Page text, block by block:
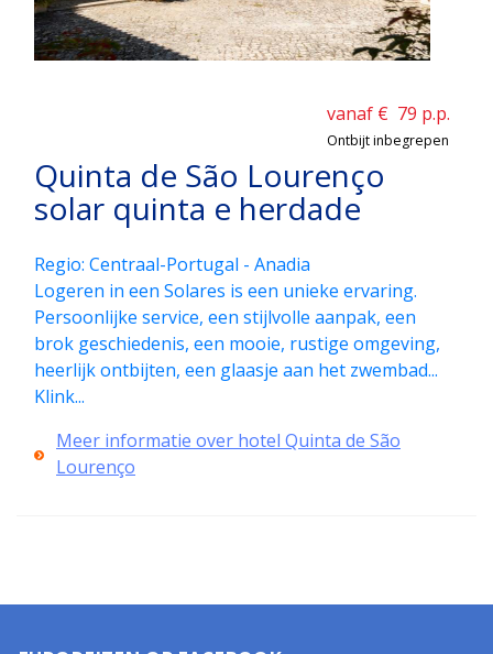
vanaf € 79 p.p.
Ontbijt inbegrepen
Quinta de São Lourenço
solar quinta e herdade
Regio: Centraal-Portugal - Anadia
Logeren in een Solares is een unieke ervaring.
Persoonlijke service, een stijlvolle aanpak, een
brok geschiedenis, een mooie, rustige omgeving,
heerlijk ontbijten, een glaasje aan het zwembad...
Klink...
Meer informatie over hotel Quinta de São
Lourenço